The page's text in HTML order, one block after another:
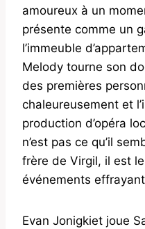
amoureux à un
présente comme un
l’immeuble
Melody tourne son
des premières
chaleureusement et
production d’opéra
n’est pas ce qu’il
frère de Virgil, il est
événements
Evan Jonigkiet joue